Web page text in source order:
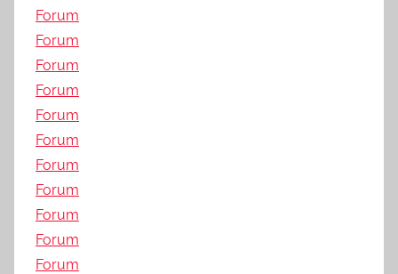
Forum
Forum
Forum
Forum
Forum
Forum
Forum
Forum
Forum
Forum
Forum